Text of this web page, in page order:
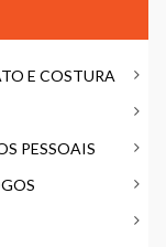
E COSTURA
PESSOAIS